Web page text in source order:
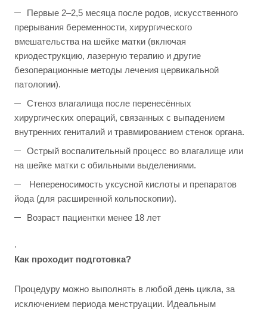
Первые 2–2,5 месяца после родов, искусственного
прерывания беременности, хирургического
вмешательства на шейке матки (включая
криодеструкцию, лазерную терапию и другие
безоперационные методы лечения цервикальной
патологии).
Стеноз влагалища после перенесённых
хирургических операций, связанных с выпадением
внутренних гениталий и травмированием стенок органа.
Острый воспалительный процесс во влагалище или
на шейке матки с обильными выделениями.
Непереносимость уксусной кислоты и препаратов
йода (для расширенной кольпоскопии).
Возраст пациентки менее 18 лет
.
Как проходит подготовка?
Процедуру можно выполнять в любой день цикла, за
исключением периода менструации. Идеальным